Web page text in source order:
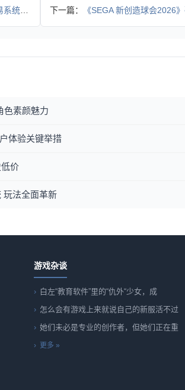
全重构 下一篇： 《SEGA 新创造球会2026》确定联动
色素颜魅力
体验关键举措
价
玩法全面革新
游戏杂谈
白左“教育软件”里的“仇外“少女，成
怎么会有游戏上来就说自己的新服活不过
她们未必是专业的创作者，但她们正在重
更多 »